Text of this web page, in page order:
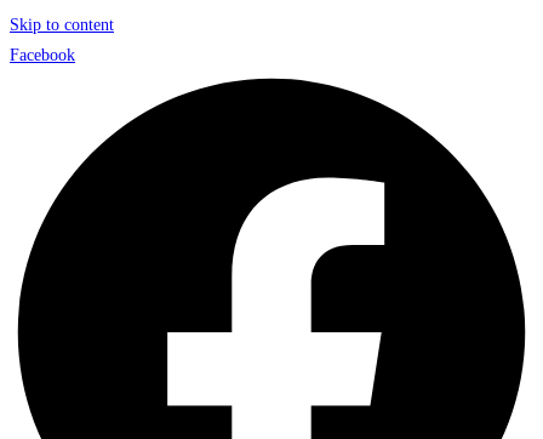
Skip to content
Facebook